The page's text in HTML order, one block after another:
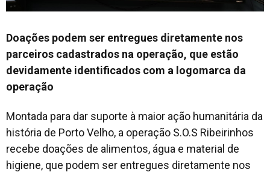
Doações podem ser entregues diretamente nos
parceiros cadastrados na operação, que estão
devidamente identificados com a logomarca da
operação
Montada para dar suporte à maior ação humanitária da
história de Porto Velho, a operação S.O.S Ribeirinhos
recebe doações de alimentos, água e material de
higiene, que podem ser entregues diretamente nos